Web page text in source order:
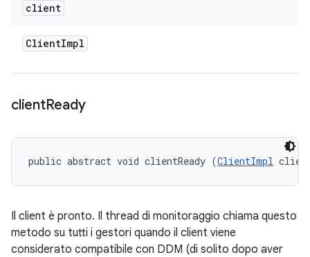
client
ClientImpl
clientReady
public abstract void clientReady (ClientImpl
Il client è pronto. Il thread di monitoraggio chiama questo
metodo su tutti i gestori quando il client viene
considerato compatibile con DDM (di solito dopo aver